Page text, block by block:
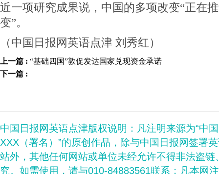
近一项研究成果说，中国的多项改变“正在
变”。
（中国日报网英语点津 刘秀红）
上一篇 : “基础四国”敦促发达国家兑现资金承诺
下一篇 :
中国日报网英语点津版权说明：凡注明来源为“中
XXX（署名）”的原创作品，除与中国日报网签署
站外，其他任何网站或单位未经允许不得非法盗
究。如需使用，请与010-84883561联系；凡本网